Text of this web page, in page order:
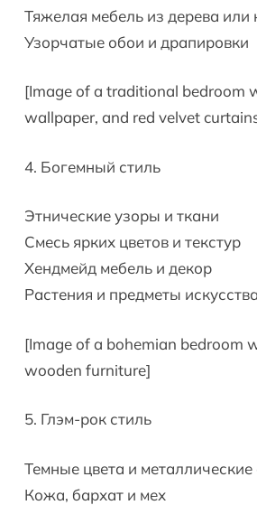
Тяжелая мебель из дерева или
Узорчатые обои и драпировки
[Image of a traditional bedroom
wallpaper, and red velvet
4. Богемный стиль
Этнические узоры и ткани
Смесь ярких цветов и текстур
Хендмейд мебель и декор
Растения и предметы
[Image of a bohemian bedroom
wooden furniture]
5. Глэм-рок стиль
Темные цвета и
Кожа, бархат и мех